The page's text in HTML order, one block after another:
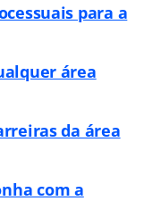
para a
área
da área
com a